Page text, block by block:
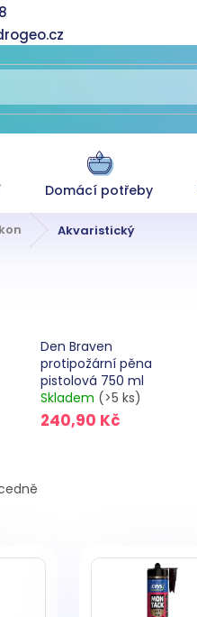
Domácí potřeby
Akvaristický
Den Braven
protipožární pěna
pistolová 750 ml
Skladem (>5 ks)
240,90 Kč